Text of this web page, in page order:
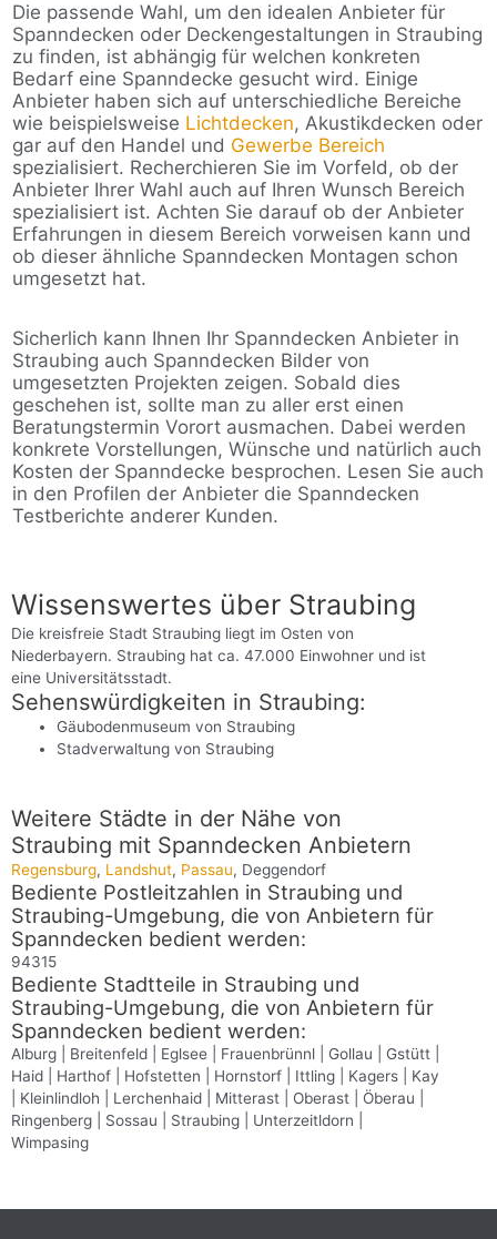
Die passende Wahl, um den idealen Anbieter für
Spanndecken oder Deckengestaltungen in Straubing
zu finden, ist abhängig für welchen konkreten
Bedarf eine Spanndecke gesucht wird. Einige
Anbieter haben sich auf unterschiedliche Bereiche
wie beispielsweise Lichtdecken, Akustikdecken oder
gar auf den Handel und Gewerbe Bereich
spezialisiert. Recherchieren Sie im Vorfeld, ob der
Anbieter Ihrer Wahl auch auf Ihren Wunsch Bereich
spezialisiert ist. Achten Sie darauf ob der Anbieter
Erfahrungen in diesem Bereich vorweisen kann und
ob dieser ähnliche Spanndecken Montagen schon
umgesetzt hat.
Sicherlich kann Ihnen Ihr Spanndecken Anbieter in
Straubing auch Spanndecken Bilder von
umgesetzten Projekten zeigen. Sobald dies
geschehen ist, sollte man zu aller erst einen
Beratungstermin Vorort ausmachen. Dabei werden
konkrete Vorstellungen, Wünsche und natürlich auch
Kosten der Spanndecke besprochen. Lesen Sie auch
in den Profilen der Anbieter die Spanndecken
Testberichte anderer Kunden.
Wissenswertes über Straubing
Die kreisfreie Stadt Straubing liegt im Osten von
Niederbayern. Straubing hat ca. 47.000 Einwohner und ist
eine Universitätsstadt.
Sehenswürdigkeiten in Straubing:
Gäubodenmuseum von Straubing
Stadverwaltung von Straubing
Weitere Städte in der Nähe von
Straubing mit Spanndecken Anbietern
Regensburg, Landshut, Passau, Deggendorf
Bediente Postleitzahlen in Straubing und
Straubing-Umgebung, die von Anbietern für
Spanndecken bedient werden:
94315
Bediente Stadtteile in Straubing und
Straubing-Umgebung, die von Anbietern für
Spanndecken bedient werden:
Alburg | Breitenfeld | Eglsee | Frauenbrünnl | Gollau | Gstütt |
Haid | Harthof | Hofstetten | Hornstorf | Ittling | Kagers | Kay
| Kleinlindloh | Lerchenhaid | Mitterast | Oberast | Öberau |
Ringenberg | Sossau | Straubing | Unterzeitldorn |
Wimpasing